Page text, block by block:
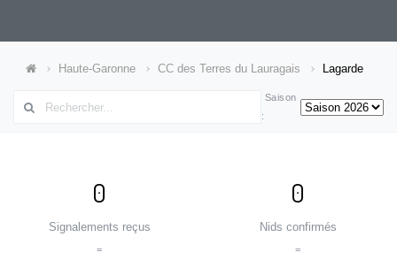
Haute-Garonne CC des Terres du Lauragais Lagarde
Saison
:
0
Signalements reçus
=
0
Nids confirmés
=